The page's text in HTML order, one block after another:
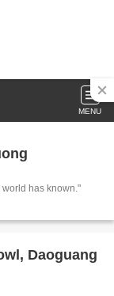
MENU
has known."
Daoguang